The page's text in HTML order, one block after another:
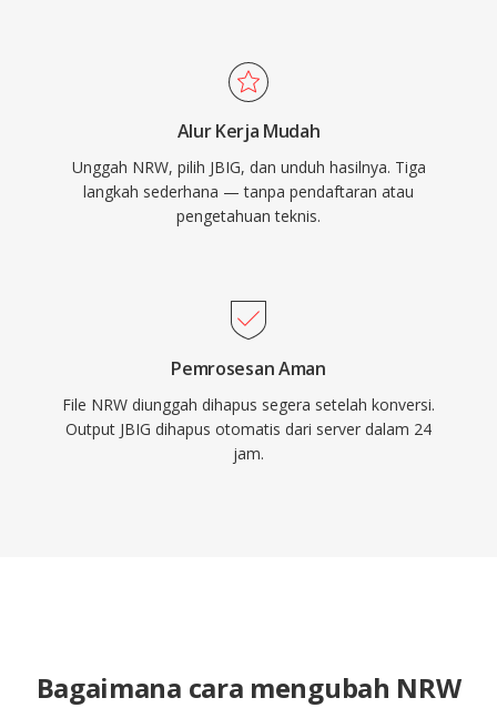
Alur Kerja Mudah
Unggah NRW, pilih JBIG, dan unduh hasilnya. Tiga
langkah sederhana — tanpa pendaftaran atau
pengetahuan teknis.
Pemrosesan Aman
File NRW diunggah dihapus segera setelah konversi.
Output JBIG dihapus otomatis dari server dalam 24
jam.
Bagaimana cara mengubah NRW